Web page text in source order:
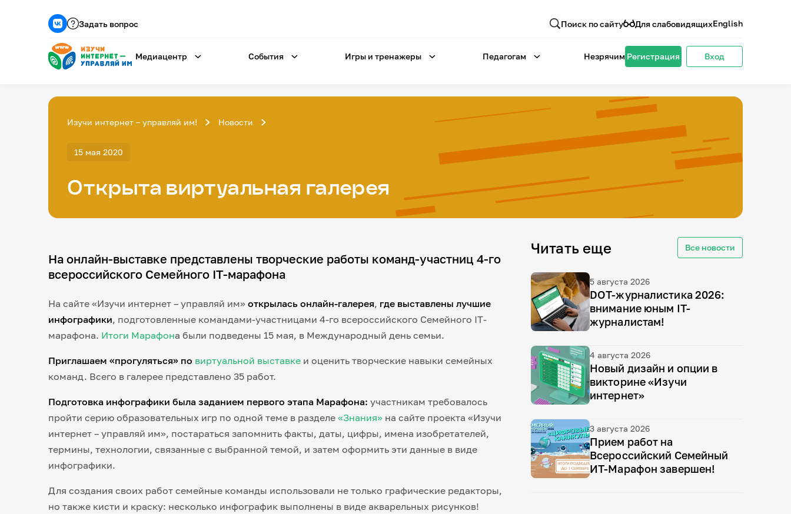
Задать вопрос Поиск по сайту Для слабовидящихEnglish
Медиацентр События Игры и тренажеры Педагогам Незрячим Регистрация Вход
Изучи интернет – управляй им! Новости
15 мая 2020
Открыта виртуальная галерея
На онлайн-выставке представлены творческие работы команд-участниц 4-го
всероссийского Семейного IT-марафона
На сайте «Изучи интернет – управляй им» открылась онлайн-галерея, где выставлены лучшие
инфографики, подготовленные командами-участницами 4-го всероссийского Семейного IT-
марафона. Итоги Марафона были подведены 15 мая, в Международный день семьи.
Приглашаем «прогуляться» по виртуальной выставке и оценить творческие навыки семейных
команд. Всего в галерее представлено 35 работ.
Подготовка инфографики была заданием первого этапа Марафона: участникам требовалось
пройти серию образовательных игр по одной теме в разделе «Знания» на сайте проекта «Изучи
интернет – управляй им», постараться запомнить факты, даты, цифры, имена изобретателей,
термины, технологии, связанные с выбранной темой, и затем оформить эти данные в виде
инфографики.
Для создания своих работ семейные команды использовали не только графические редакторы,
но также кисти и краску: несколько инфографик выполнены в виде акварельных рисунков!
Читать еще Все новости
5 августа 2026
DOT-журналистика 2026:
внимание юным IT-
журналистам!
4 августа 2026
Новый дизайн и опции в
викторине «Изучи
интернет»
3 августа 2026
Прием работ на
Всероссийский Семейный
ИТ-Марафон завершен!